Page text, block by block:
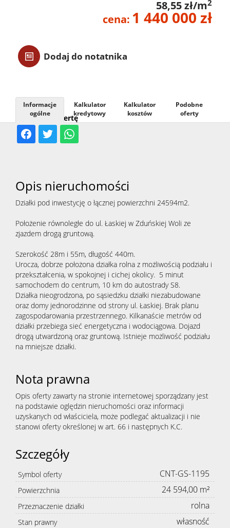
Usługi
58,55 zł/m2
cena: 1 440 000 zł
Dodaj do notatnika
Udostępnij ofertę
Informacje
ogólne
Kalkulator
kredytowy
Kalkulator
kosztów
Podobne
oferty
Opis nieruchomości
Działki pod inwestycję o łącznej powierzchni 24594m2.
Położenie równoległe do ul. Łaskiej w Zduńskiej Woli ze
zjazdem drogą gruntową.
Szerokość 28m i 55m, długość 440m.
Urocza, dobrze położona działka rolna z możliwością podziału i
przekształcenia, w spokojnej i cichej okolicy. 5 minut
samochodem do centrum, 10 km do autostrady S8.
Działka nieogrodzona, po sąsiedzku działki niezabudowane
oraz domy jednorodzinne od strony ul. Łaskiej. Brak planu
zagospodarowania przestrzennego. Kilkanaście metrów od
działki przebiega sieć energetyczna i wodociągowa. Dojazd
drogą utwardzoną oraz gruntową. Istnieje możliwość podziału
na mniejsze działki.
Nota prawna
Opis oferty zawarty na stronie internetowej sporządzany jest
na podstawie oględzin nieruchomości oraz informacji
uzyskanych od właściciela, może podlegać aktualizacji i nie
stanowi oferty określonej w art. 66 i następnych K.C.
Szczegóły
Symbol oferty CNT-GS-1195
Powierzchnia 24 594,00 m²
Przeznaczenie działki rolna
Stan prawny własność